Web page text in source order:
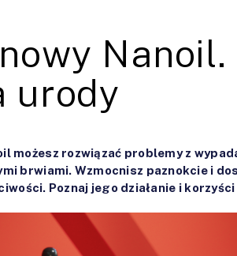
Nanoil.
urody
możesz rozwiązać problemy z
brwiami. Wzmocnisz paznokcie i
Poznaj jego działanie i